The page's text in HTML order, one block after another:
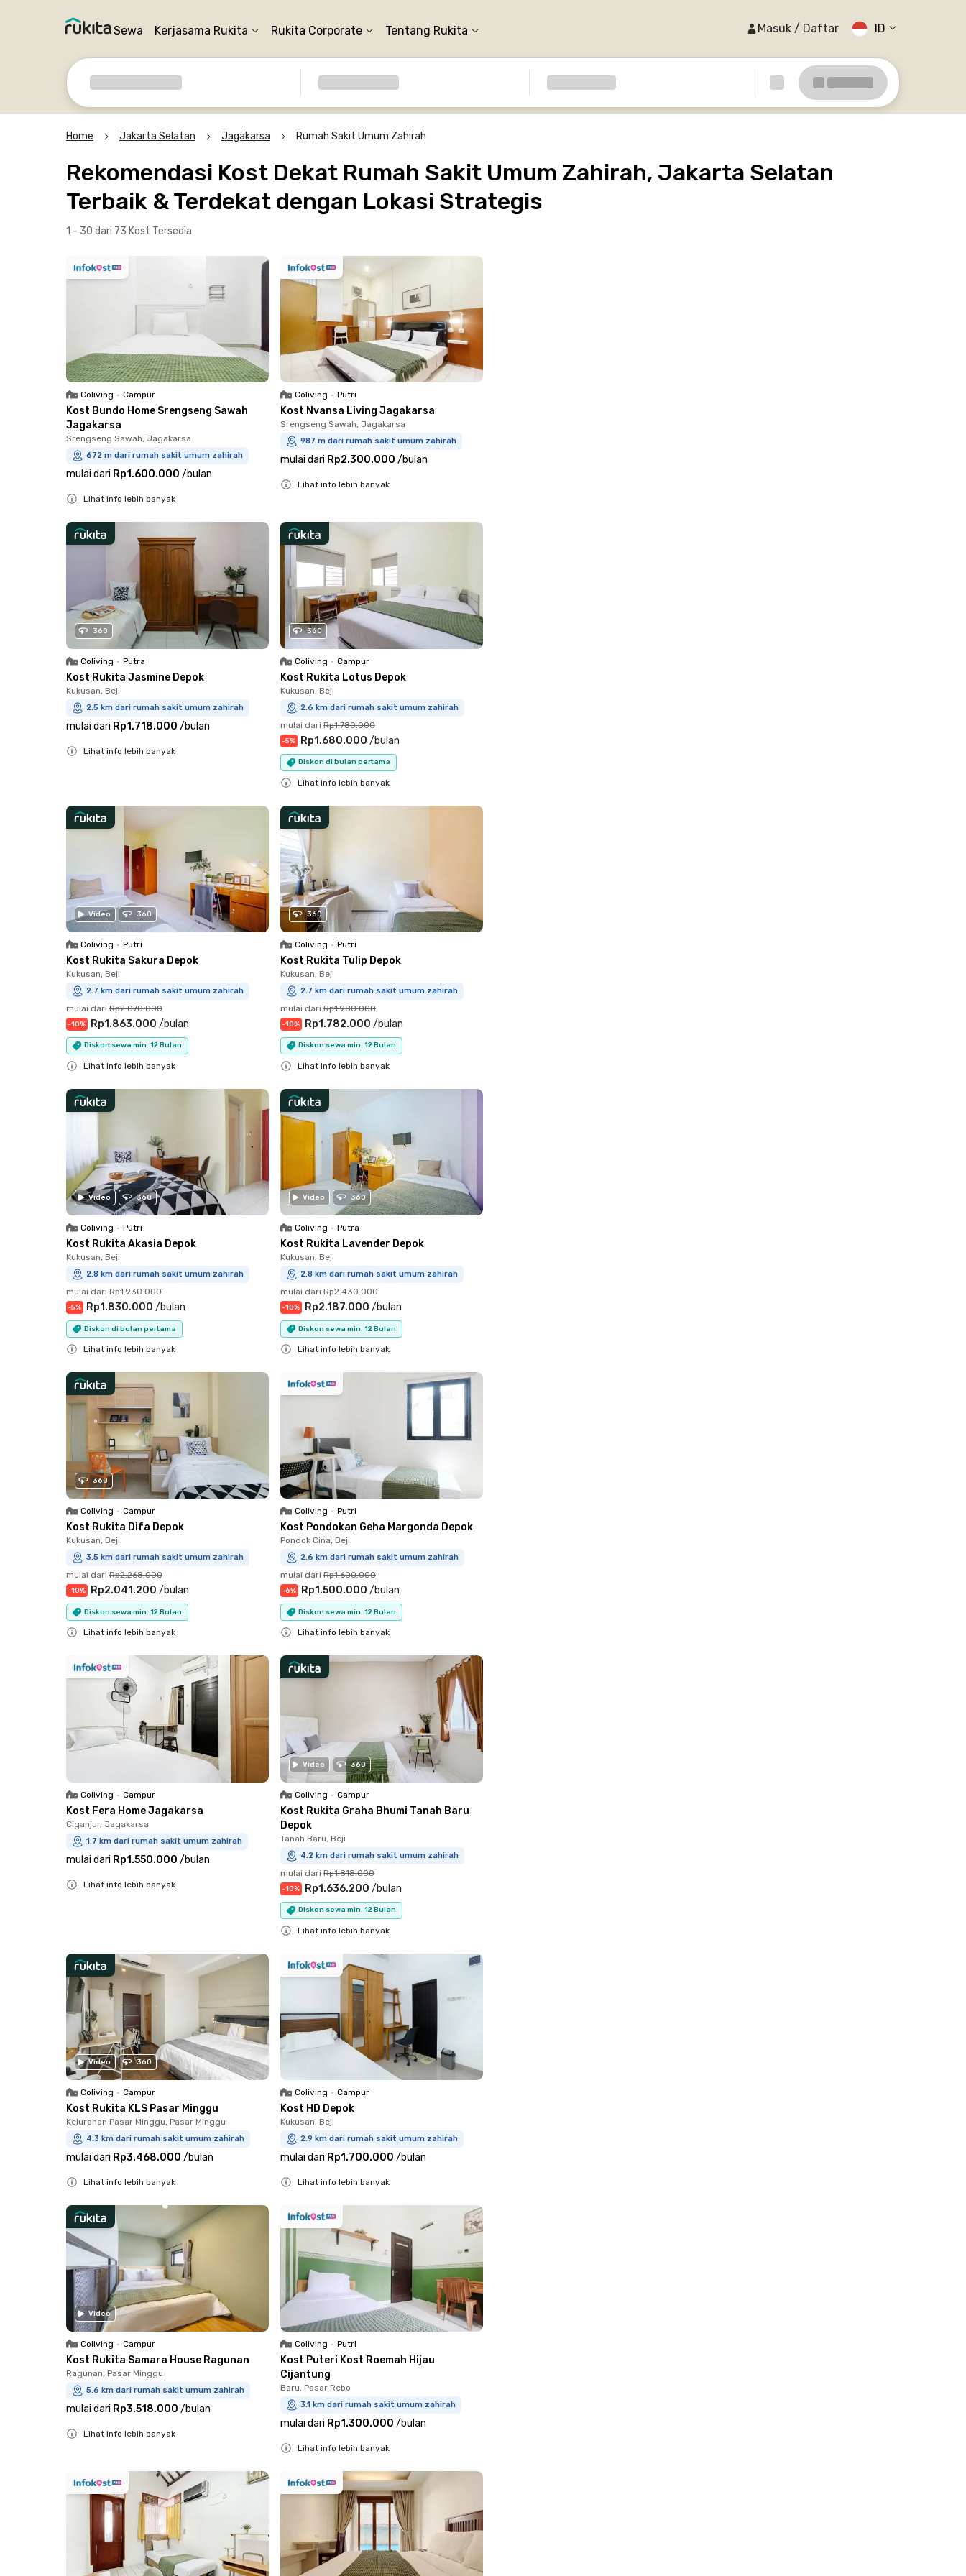
Sewa Kerjasama Rukita Rukita Corporate Tentang Rukita Masuk / Daftar ID
Home Jakarta Selatan Jagakarsa Rumah Sakit Umum Zahirah
Rekomendasi Kost Dekat Rumah Sakit Umum Zahirah, Jakarta Selatan
Terbaik & Terdekat dengan Lokasi Strategis
1 - 30 dari 73 Kost Tersedia
Coliving • Campur
Kost Bundo Home Srengseng Sawah
Jagakarsa
Srengseng Sawah, Jagakarsa
672 m dari rumah sakit umum zahirah
mulai dari Rp1.600.000 /bulan
Lihat info lebih banyak
Coliving • Putri
Kost Nvansa Living Jagakarsa
Srengseng Sawah, Jagakarsa
987 m dari rumah sakit umum zahirah
mulai dari Rp2.300.000 /bulan
Lihat info lebih banyak
360
Coliving • Putra
Kost Rukita Jasmine Depok
Kukusan, Beji
2.5 km dari rumah sakit umum zahirah
mulai dari Rp1.718.000 /bulan
Lihat info lebih banyak
360
Coliving • Campur
Kost Rukita Lotus Depok
Kukusan, Beji
2.6 km dari rumah sakit umum zahirah
mulai dari Rp1.780.000
-5% Rp1.680.000 /bulan
Diskon di bulan pertama
Lihat info lebih banyak
Video 360
Coliving • Putri
Kost Rukita Sakura Depok
Kukusan, Beji
2.7 km dari rumah sakit umum zahirah
mulai dari Rp2.070.000
-10% Rp1.863.000 /bulan
Diskon sewa min. 12 Bulan
Lihat info lebih banyak
360
Coliving • Putri
Kost Rukita Tulip Depok
Kukusan, Beji
2.7 km dari rumah sakit umum zahirah
mulai dari Rp1.980.000
-10% Rp1.782.000 /bulan
Diskon sewa min. 12 Bulan
Lihat info lebih banyak
Video 360
Coliving • Putri
Kost Rukita Akasia Depok
Kukusan, Beji
2.8 km dari rumah sakit umum zahirah
mulai dari Rp1.930.000
-5% Rp1.830.000 /bulan
Diskon di bulan pertama
Lihat info lebih banyak
Video 360
Coliving • Putra
Kost Rukita Lavender Depok
Kukusan, Beji
2.8 km dari rumah sakit umum zahirah
mulai dari Rp2.430.000
-10% Rp2.187.000 /bulan
Diskon sewa min. 12 Bulan
Lihat info lebih banyak
360
Coliving • Campur
Kost Rukita Difa Depok
Kukusan, Beji
3.5 km dari rumah sakit umum zahirah
mulai dari Rp2.268.000
-10% Rp2.041.200 /bulan
Diskon sewa min. 12 Bulan
Lihat info lebih banyak
Coliving • Putri
Kost Pondokan Geha Margonda Depok
Pondok Cina, Beji
2.6 km dari rumah sakit umum zahirah
mulai dari Rp1.600.000
-6% Rp1.500.000 /bulan
Diskon sewa min. 12 Bulan
Lihat info lebih banyak
Coliving • Campur
Kost Fera Home Jagakarsa
Ciganjur, Jagakarsa
1.7 km dari rumah sakit umum zahirah
mulai dari Rp1.550.000 /bulan
Lihat info lebih banyak
Video 360
Coliving • Campur
Kost Rukita Graha Bhumi Tanah Baru
Depok
Tanah Baru, Beji
4.2 km dari rumah sakit umum zahirah
mulai dari Rp1.818.000
-10% Rp1.636.200 /bulan
Diskon sewa min. 12 Bulan
Lihat info lebih banyak
Video 360
Coliving • Campur
Kost Rukita KLS Pasar Minggu
Kelurahan Pasar Minggu, Pasar Minggu
4.3 km dari rumah sakit umum zahirah
mulai dari Rp3.468.000 /bulan
Lihat info lebih banyak
Coliving • Campur
Kost HD Depok
Kukusan, Beji
2.9 km dari rumah sakit umum zahirah
mulai dari Rp1.700.000 /bulan
Lihat info lebih banyak
Video
Coliving • Campur
Kost Rukita Samara House Ragunan
Ragunan, Pasar Minggu
5.6 km dari rumah sakit umum zahirah
mulai dari Rp3.518.000 /bulan
Lihat info lebih banyak
Coliving • Putri
Kost Puteri Kost Roemah Hijau
Cijantung
Baru, Pasar Rebo
3.1 km dari rumah sakit umum zahirah
mulai dari Rp1.300.000 /bulan
Lihat info lebih banyak